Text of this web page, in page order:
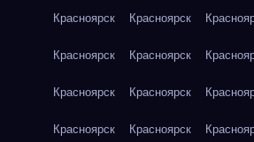
Красноярск Красноярск
Красноярск Красноярск
Красноярск Красноярск
Красноярск Красноярск